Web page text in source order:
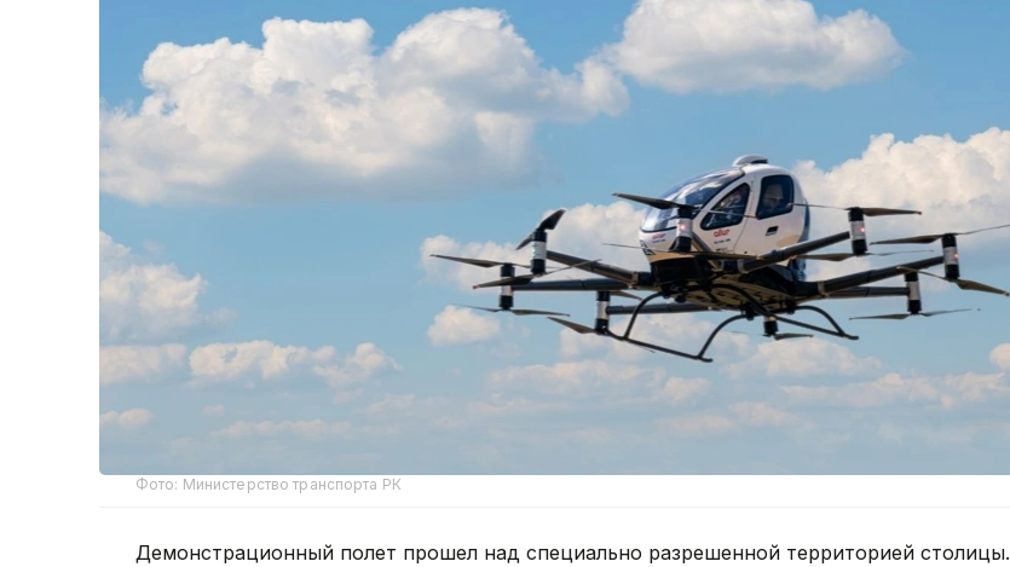
Фото: Министерство транспорта РК
Демонстрационный полет прошел над специально разрешенной территорией столицы.